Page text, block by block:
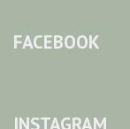
FACEBOOK
INSTAGRAM